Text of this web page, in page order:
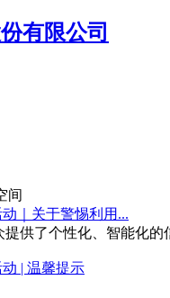
间
｜关于警惕利用...
供了个性化、智能化
| 温馨提示